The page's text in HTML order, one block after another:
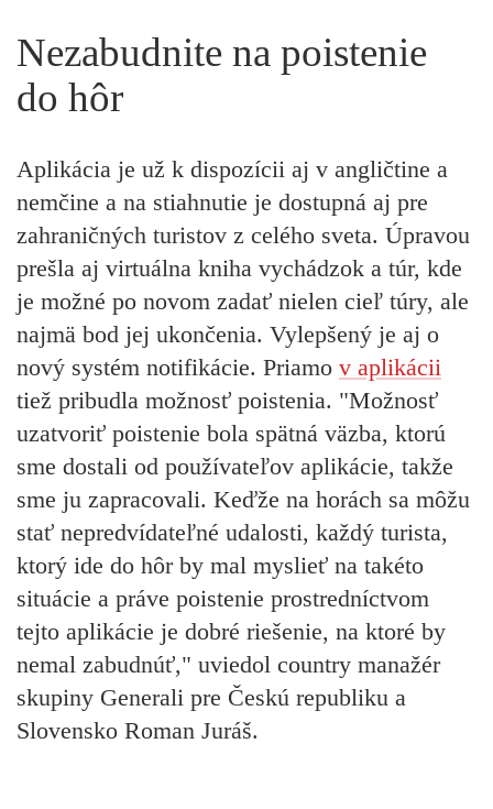
Nezabudnite na poistenie
do hôr
Aplikácia je už k dispozícii aj v angličtine a
nemčine a na stiahnutie je dostupná aj pre
zahraničných turistov z celého sveta. Úpravou
prešla aj virtuálna kniha vychádzok a túr, kde
je možné po novom zadať nielen cieľ túry, ale
najmä bod jej ukončenia. Vylepšený je aj o
nový systém notifikácie. Priamo v aplikácii
tiež pribudla možnosť poistenia. "Možnosť
uzatvoriť poistenie bola spätná väzba, ktorú
sme dostali od používateľov aplikácie, takže
sme ju zapracovali. Keďže na horách sa môžu
stať nepredvídateľné udalosti, každý turista,
ktorý ide do hôr by mal myslieť na takéto
situácie a práve poistenie prostredníctvom
tejto aplikácie je dobré riešenie, na ktoré by
nemal zabudnúť," uviedol country manažér
skupiny Generali pre Českú republiku a
Slovensko Roman Juráš.